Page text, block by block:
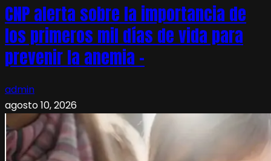
CNP alerta sobre la importancia de
los primeros mil días de vida para
prevenir la anemia –
admin
agosto 10, 2026